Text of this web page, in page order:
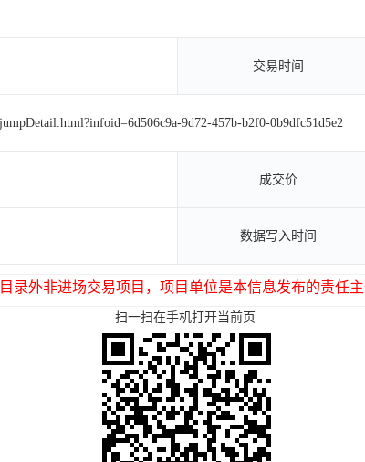
交易时间
9d72-457b-b2f0-0b9dfc51d5e2
成交价
数据写入时间
录外非进场交易项目，项目单位是本信息发布的责任
扫一扫在手机打开当前页